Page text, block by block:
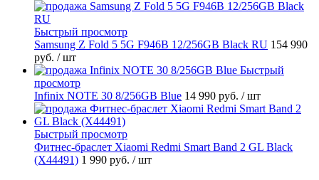
Быстрый просмотр
Samsung Z Fold 5 5G F946B 12/256GB Black RU 154 990
руб. / шт
Быстрый
просмотр
Infinix NOTE 30 8/256GB Blue 14 990 руб. / шт
Быстрый просмотр
Фитнес-браслет Xiaomi Redmi Smart Band 2 GL Black
(X44491) 1 990 руб. / шт